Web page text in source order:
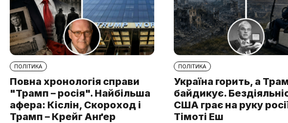
ПОЛІТИКА
Повна хронологія справи
"Трамп – росія". Найбільша
афера: Кіслін, Скороход і
Трамп – Крейг Анґер
ПОЛІТИКА
Україна горить, а
байдикує.
США грає на руку
Тімоті Еш